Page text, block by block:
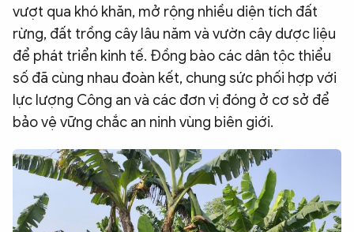
vượt qua khó khăn, mở rộng nhiều diện tích đất
rừng, đất trồng cây lâu năm và vườn cây dược liệu
để phát triển kinh tế. Đồng bào các dân tộc thiểu
số đã cùng nhau đoàn kết, chung sức phối hợp với
lực lượng Công an và các đơn vị đóng ở cơ sở để
bảo vệ vững chắc an ninh vùng biên giới.